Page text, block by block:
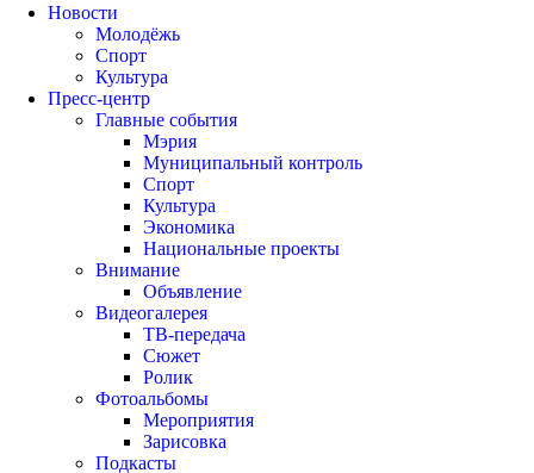
Новости
Молодёжь
Спорт
Культура
Пресс-центр
Главные события
Мэрия
Муниципальный контроль
Спорт
Культура
Экономика
Национальные проекты
Внимание
Объявление
Видеогалерея
ТВ-передача
Сюжет
Ролик
Фотоальбомы
Мероприятия
Зарисовка
Подкасты